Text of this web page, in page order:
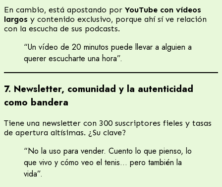
En cambio, está apostando por YouTube con vídeos
largos y contenido exclusivo, porque ahí sí ve relación
con la escucha de sus podcasts.
“Un vídeo de 20 minutos puede llevar a alguien a
querer escucharte una hora”.
7. Newsletter, comunidad y la autenticidad
como bandera
Tiene una newsletter con 300 suscriptores fieles y tasas
de apertura altísimas. ¿Su clave?
“No la uso para vender. Cuento lo que pienso, lo
que vivo y cómo veo el tenis… pero también la
vida”.